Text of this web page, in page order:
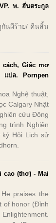
พ. ฮั่นตระกูล
กันผีร้าย/ คืนสิ้น
cách, Giấc mơ
ปล. Pornpen
Nghệ thuật,
Calgary Nhật
cứu Đông
trình Nghiên
ký Hội Lịch sử
cao (thơ) - Mai
praises the
of honor (Đỉnh